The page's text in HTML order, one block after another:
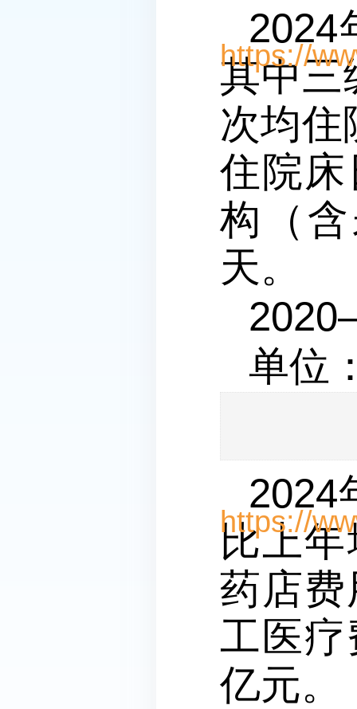
2024
其中三
次均住
住院
构（
天。
2020
单位
2024
比上
药店
工医疗
亿元。